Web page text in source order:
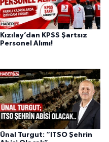
Kızılay’dan KPSS Şartsız
Personel Alımı!
Ünal Turgut: “ITSO Şehrin